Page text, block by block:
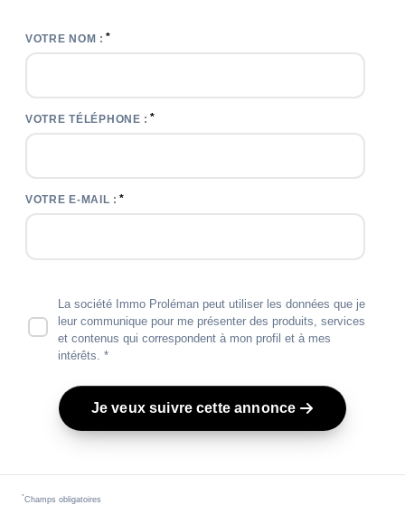
VOTRE NOM : *
VOTRE TÉLÉPHONE : *
VOTRE E-MAIL : *
La société Immo Proléman peut utiliser les données que je
leur communique pour me présenter des produits, services
et contenus qui correspondent à mon profil et à mes
intérêts. *
Je veux suivre cette annonce
*Champs obligatoires